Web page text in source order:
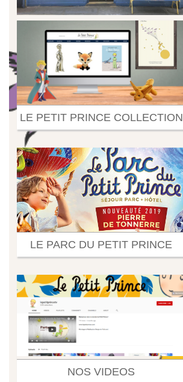
LE PETIT PRINCE COLLECTION
LE PARC DU PETIT PRINCE
NOS VIDEOS